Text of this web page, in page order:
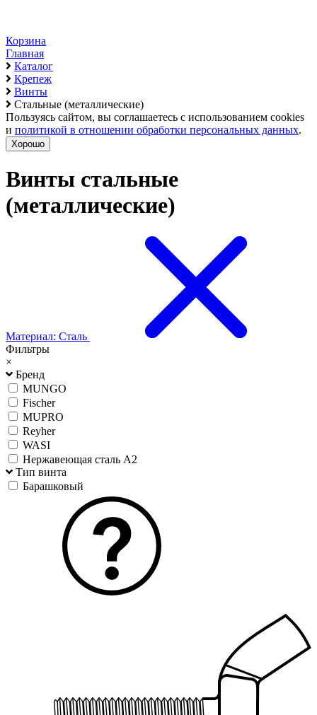
Корзина
Главная
Каталог
Крепеж
Винты
Стальные (металлические)
Пользуясь сайтом, вы соглашаетесь с использованием cookies
и политикой в отношении обработки персональных данных.
Хорошо
Винты стальные
(металлические)
Материал: Сталь
Фильтры
×
Бренд
MUNGO
Fischer
MUPRO
Reyher
WASI
Нержавеющая сталь А2
Тип винта
Барашковый